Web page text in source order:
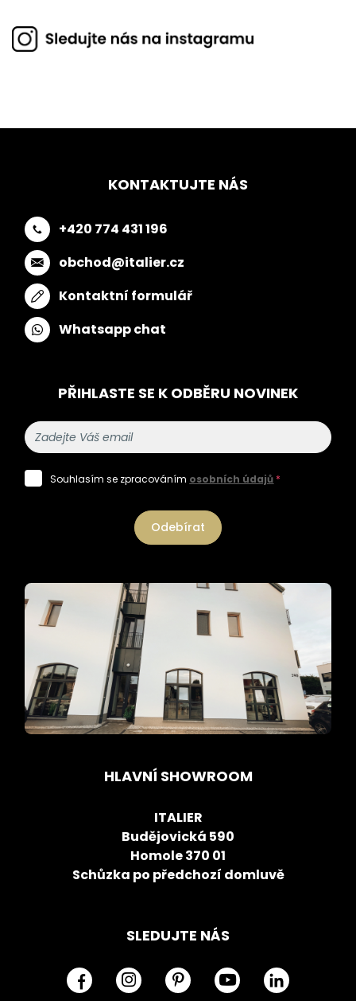
KONTAKTUJTE NÁS
+420 774 431 196
obchod@italier.cz
Kontaktní formulář
Whatsapp chat
PŘIHLASTE SE K ODBĚRU NOVINEK
Souhlasím se zpracováním osobních údajů *
Odebírat
HLAVNÍ SHOWROOM
ITALIER
Budějovická 590
Homole 370 01
Schůzka po předchozí domluvě
SLEDUJTE NÁS